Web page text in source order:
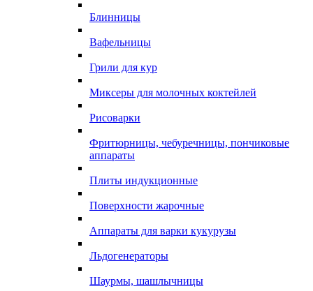
Блинницы
Вафельницы
Грили для кур
Миксеры для молочных коктейлей
Рисоварки
Фритюрницы, чебуречницы, пончиковые
аппараты
Плиты индукционные
Поверхности жарочные
Аппараты для варки кукурузы
Льдогенераторы
Шаурмы, шашлычницы